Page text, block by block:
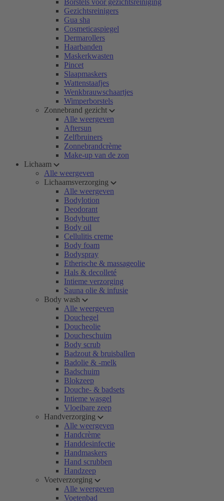
Borstels voor gezichtsreiniging
Gezichtsreinigers
Gua sha
Cosmeticaspiegel
Dermarollers
Haarbanden
Maskerkwasten
Pincet
Slaapmaskers
Wattenstaafjes
Wenkbrauwschaartjes
Wimperborstels
Zonnebrand gezicht
Alle weergeven
Aftersun
Zelfbruiners
Zonnebrandcrème
Make-up van de zon
Lichaam
Alle weergeven
Lichaamsverzorging
Alle weergeven
Bodylotion
Deodorant
Bodybutter
Body oil
Cellulitis creme
Body foam
Bodyspray
Etherische & massageolie
Hals & decolleté
Intieme verzorging
Sauna olie & infusie
Body wash
Alle weergeven
Douchegel
Doucheolie
Doucheschuim
Body scrub
Badzout & bruisballen
Badolie & -melk
Badschuim
Blokzeep
Douche- & badsets
Intieme wasgel
Vloeibare zeep
Handverzorging
Alle weergeven
Handcrème
Handdesinfectie
Handmaskers
Hand scrubben
Handzeep
Voetverzorging
Alle weergeven
Voetenbad